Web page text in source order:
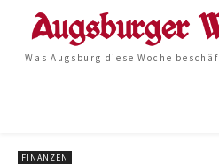
Was Augsburg diese Woche
FINANZEN